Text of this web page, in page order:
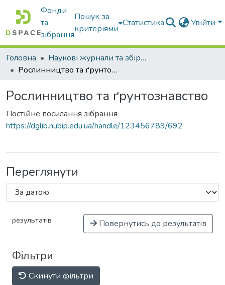
Фонди
та
зібрання
Пошук за
критеріями
Статистика Увійти
Головна
Наукові журнали та збірники видань
Рослинництво та ґрунтознавство
Рослинництво та ґрунтознавство
Постійне посилання зібрання
https://dglib.nubip.edu.ua/handle/123456789/692
Переглянути
результатів Повернутись до результатів
Фільтри
Скинути фільтри